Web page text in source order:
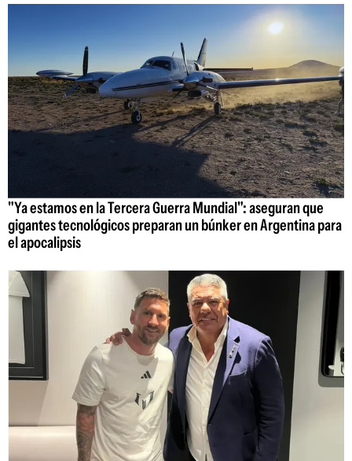
"Ya estamos en la Tercera Guerra Mundial": aseguran que
gigantes tecnológicos preparan un búnker en Argentina para
el apocalipsis